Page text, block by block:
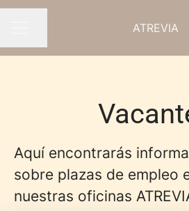
ATREVIA
Aquí encontrarás
sobre plazas de empleo
nuestras oficinas